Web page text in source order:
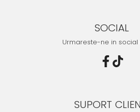
SOCIAL
Urmareste-ne in
SUPORT